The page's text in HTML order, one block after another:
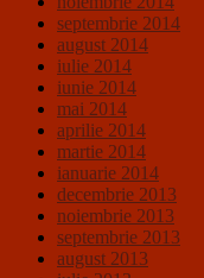
septembrie 2014
august 2014
iulie 2014
iunie 2014
mai 2014
aprilie 2014
martie 2014
ianuarie 2014
decembrie 2013
noiembrie 2013
septembrie 2013
august 2013